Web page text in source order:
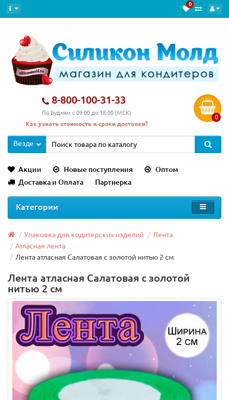
0
8-800-100-31-33
По Будням с 09:00 до 18:00 (МСК)
Как узнать стоимость и сроки доставки?
0
Везде
Акции Новые поступления
Оптом
Доставка и Оплата
Партнерка
Категории
Упаковка для кодитерских изделий
Лента
Атласная лента
Лента атласная Салатовая с золотой нитью 2 см
Лента атласная Салатовая с золотой
нитью 2 см